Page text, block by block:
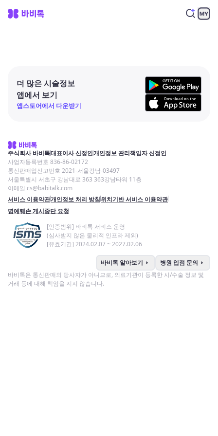
더 많은 시술정보
앱에서 보기
앱스토어에서 다운받기
주식회사 바비톡대표이사 신정인개인정보 관리책임자 신정인
사업자등록번호 836-86-02172
통신판매업신고번호 2021-서울강남-03497
서울특별시 서초구 강남대로 363 363강남타워 11층
이메일 cs@babitalk.com
서비스 이용약관개인정보 처리 방침위치기반 서비스 이용약관
명예훼손 게시중단 요청
[인증범위] 바비톡 서비스 운영
(심사받지 않은 물리적 인프라 제외)
[유효기간] 2024.02.07 ~ 2027.02.06
바비톡 알아보기 arrow_right 병원 입점 문의 arrow_right
바비톡은 통신판매의 당사자가 아니므로, 의료기관이 등록한 시/수술 정보 및
거래 등에 대해 책임을 지지 않습니다.